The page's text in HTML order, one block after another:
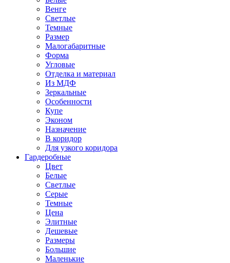
Венге
Светлые
Темные
Размер
Малогабаритные
Форма
Угловые
Отделка и материал
Из МДФ
Зеркальные
Особенности
Купе
Эконом
Назначение
В коридор
Для узкого коридора
Гардеробные
Цвет
Белые
Светлые
Серые
Темные
Цена
Элитные
Дешевые
Размеры
Большие
Маленькие